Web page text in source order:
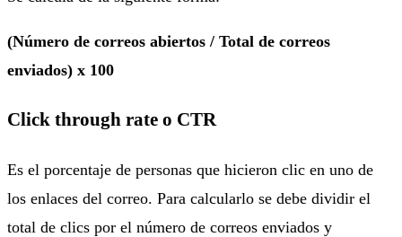
(Número de correos abiertos / Total de correos
enviados) x 100
Click through rate o CTR
Es el porcentaje de personas que hicieron clic en uno de
los enlaces del correo. Para calcularlo se debe dividir el
total de clics por el número de correos enviados y